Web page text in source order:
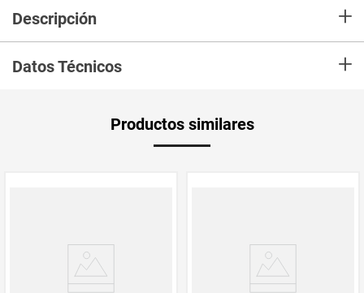
Descripción +
Datos Técnicos +
Producto (kg)
Productos similares